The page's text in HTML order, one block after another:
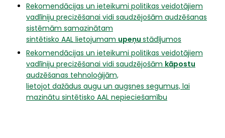
Rekomendācijas un ieteikumi politikas veidotājiem
vadlīniju precizēšanai vidi saudzējošām audzēšanas
sistēmām samazinātam
sintētisko AAL lietojumam upeņu stādījumos
Rekomendācijas un ieteikumi politikas veidotājiem
vadlīniju precizēšanai vidi saudzējošām kāpostu
audzēšanas tehnoloģijām,
lietojot dažādus augu un augsnes segumus, lai
mazinātu sintētisko AAL nepieciešamību